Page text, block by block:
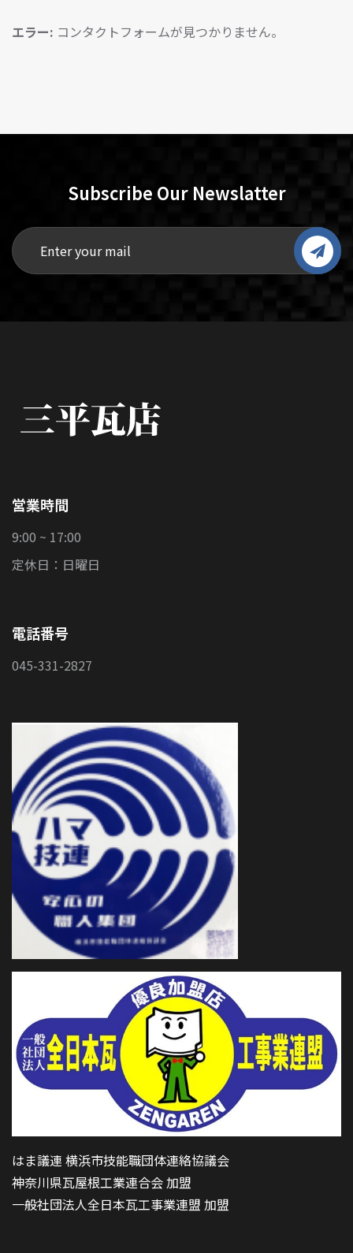
エラー: コンタクトフォームが見つかりません。
Subscribe Our Newslatter
営業時間
9:00 ~ 17:00
定休日：日曜日
電話番号
045-331-2827
はま議連 横浜市技能職団体連絡協議会
神奈川県瓦屋根工業連合会 加盟
一般社団法人全日本瓦工事業連盟 加盟